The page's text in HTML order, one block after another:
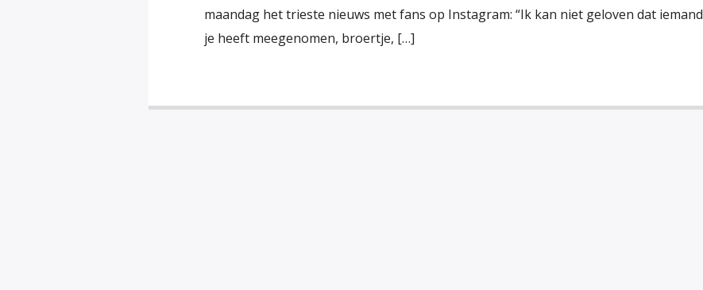
maandag het trieste nieuws met fans op Instagram: “Ik kan niet geloven dat iemand
je heeft meegenomen, broertje, […]